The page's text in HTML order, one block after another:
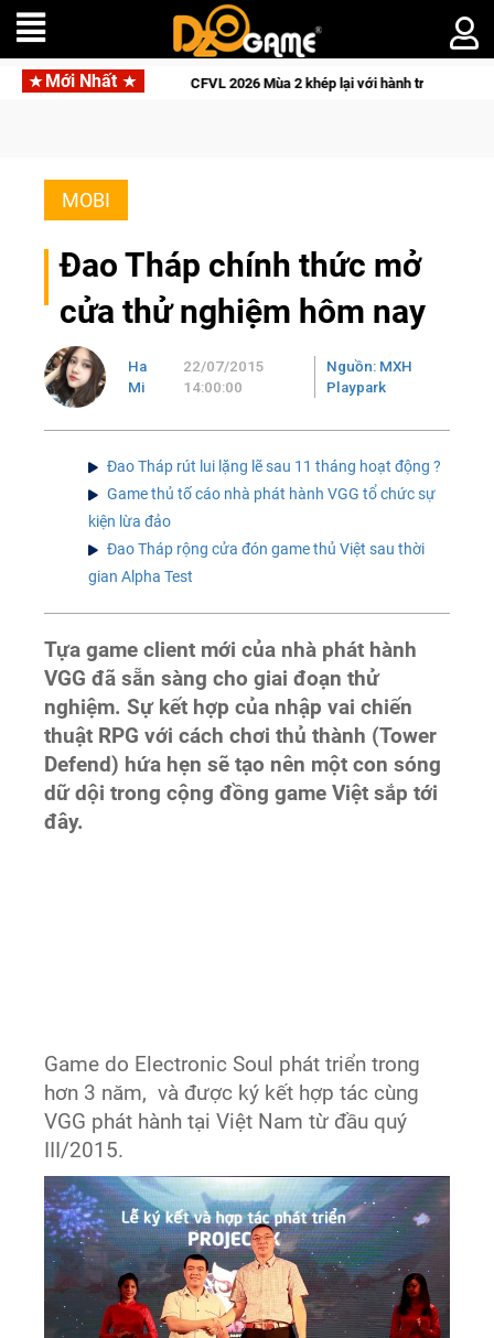
Mới Nhất
CFVL 2026 Mùa 2 khép lại với hành trình đầy cảm xúc, Team Falcons lên
MOBI
Đao Tháp chính thức mở
cửa thử nghiệm hôm nay
Ha
Mi
22/07/2015
14:00:00
Nguồn: MXH
Playpark
Đao Tháp rút lui lặng lẽ sau 11 tháng hoạt động ?
Game thủ tố cáo nhà phát hành VGG tổ chức sự
kiện lừa đảo
Đao Tháp rộng cửa đón game thủ Việt sau thời
gian Alpha Test
Tựa game client mới của nhà phát hành
VGG đã sẵn sàng cho giai đoạn thử
nghiệm. Sự kết hợp của nhập vai chiến
thuật RPG với cách chơi thủ thành (Tower
Defend) hứa hẹn sẽ tạo nên một con sóng
dữ dội trong cộng đồng game Việt sắp tới
đây.
Game do Electronic Soul phát triển trong
hơn 3 năm, và được ký kết hợp tác cùng
VGG phát hành tại Việt Nam từ đầu quý
III/2015.